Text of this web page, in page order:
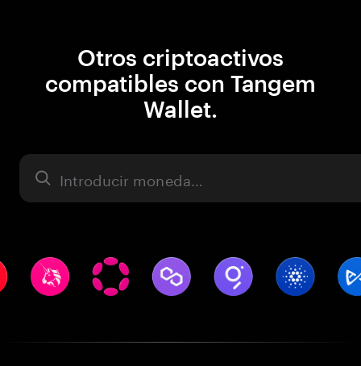
Otros criptoactivos
compatibles con Tangem
Wallet.
Activo